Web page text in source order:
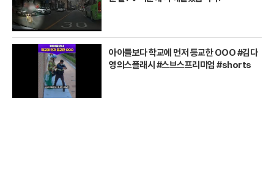
아이들보다 학교에 먼저 등교한 OOO #김다
영의스플래시 #스브스프리미엄 #shorts